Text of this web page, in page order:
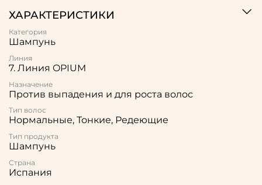
ХАРАКТЕРИСТИКИ
Категория
Шампунь
Линия
7. Линия OPIUM
Назначение
Против выпадения и для роста волос
Тип волос
Нормальные, Тонкие, Редеющие
Тип продукта
Шампунь
Страна
Испания